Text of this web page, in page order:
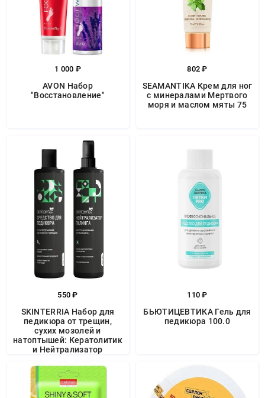
1 000 ₽
AVON Набор
"Восстановление"
802 ₽
SEAMANTIKA Крем для ног
с минералами Мертвого
моря и маслом мяты 75
550 ₽
SKINTERRIA Набор для
педикюра от трещин,
сухих мозолей и
натоптышей: Кератолитик
и Нейтрализатор
110 ₽
БЬЮТИЦЕВТИКА Гель для
педикюра 100.0